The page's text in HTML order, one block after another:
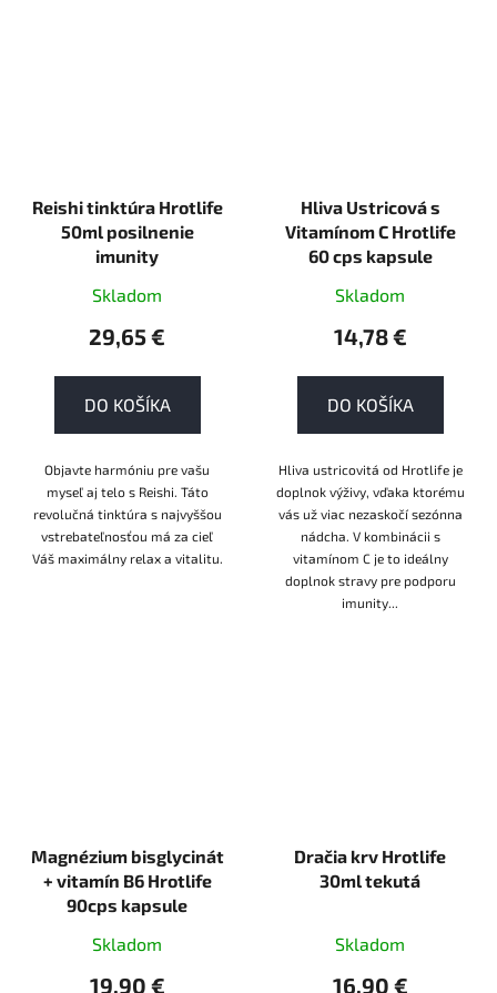
Reishi tinktúra Hrotlife
50ml posilnenie
imunity
Skladom
29,65 €
DO KOŠÍKA
Objavte harmóniu pre vašu
myseľ aj telo s Reishi. Táto
revolučná tinktúra s najvyššou
vstrebateľnosťou má za cieľ
Váš maximálny relax a vitalitu.
Hliva Ustricová s
Vitamínom C Hrotlife
60 cps kapsule
Skladom
14,78 €
DO KOŠÍKA
Hliva ustricovitá od Hrotlife je
doplnok výživy, vďaka ktorému
vás už viac nezaskočí sezónna
nádcha. V kombinácii s
vitamínom C je to ideálny
doplnok stravy pre podporu
imunity...
Magnézium bisglycinát
+ vitamín B6 Hrotlife
90cps kapsule
Skladom
19,90 €
Dračia krv Hrotlife
30ml tekutá
Skladom
16,90 €